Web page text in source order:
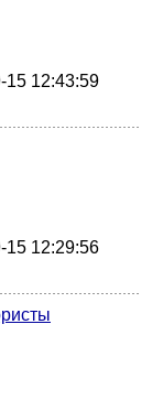
15 12:43:59
15 12:29:56